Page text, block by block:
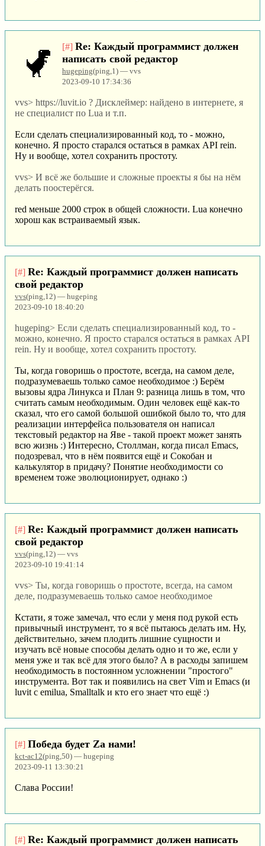
[#] Re: Каждый программист должен
написать свой редактор
hugeping(ping,1) — vvs
2023-09-10 17:34:36
vvs> https://luvit.io ? Дисклеймер: найдено в интернете, я
не специалист по Lua и т.п.
Если сделать специализированный код, то - можно,
конечно. Я просто старался остаться в рамках API rein.
Ну и вообще, хотел сохранить простоту.
vvs> И всё же большие и сложные проекты я бы на нём
делать поостерёгся.
red меньше 2000 строк в общей сложности. Lua конечно
хорош как встраиваемый язык.
[#] Re: Каждый программист должен написать
свой редактор
vvs(ping,12) — hugeping
2023-09-10 18:40:20
hugeping> Если сделать специализированный код, то -
можно, конечно. Я просто старался остаться в рамках API
rein. Ну и вообще, хотел сохранить простоту.
Ты, когда говоришь о простоте, всегда, на самом деле,
подразумеваешь только самое необходимое :) Берём
вызовы ядра Линукса и План 9: разница лишь в том, что
считать самым необходимым. Один человек ещё как-то
сказал, что его самой большой ошибкой было то, что для
реализации интерфейса пользователя он написал
текстовый редактор на Яве - такой проект может занять
всю жизнь :) Интересно, Столлман, когда писал Emacs,
подозревал, что в нём появится ещё и Сокобан и
калькулятор в придачу? Понятие необходимости со
временем тоже эволюционирует, однако :)
[#] Re: Каждый программист должен написать
свой редактор
vvs(ping,12) — vvs
2023-09-10 19:41:14
vvs> Ты, когда говоришь о простоте, всегда, на самом
деле, подразумеваешь только самое необходимое
Кстати, я тоже замечал, что если у меня под рукой есть
привычный инструмент, то я всё пытаюсь делать им. Ну,
действительно, зачем плодить лишние сущности и
изучать всё новые способы делать одно и то же, если у
меня уже и так всё для этого было? А в расходы запишем
необходимость в постоянном усложнении "простого"
инструмента. Вот так и появились на свет Vim и Emacs (и
luvit с emilua, Smalltalk и кто его знает что ещё :)
[#] Победа будет Za нами!
kct-ac12(ping,50) — hugeping
2023-09-11 13:30:21
Слава России!
[#] Re: Каждый программист должен написать